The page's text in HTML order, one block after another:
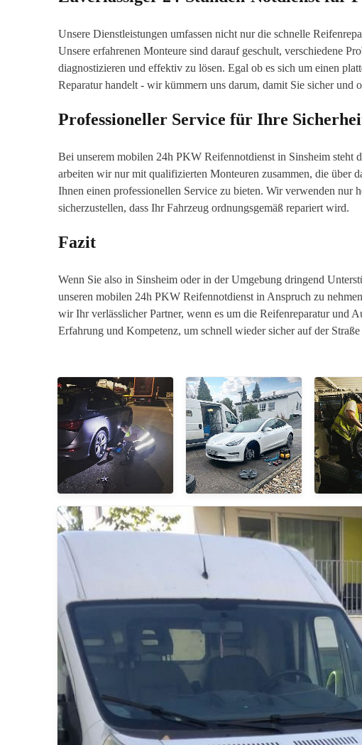
Unsere Dienstleistungen umfassen nicht nur die schnelle
Unsere erfahrenen Monteure sind darauf geschult, verschiedene
diagnostizieren und effektiv zu lösen. Egal ob es sich um einen
Reparatur handelt - wir kümmern uns darum, damit Sie sicher und
Professioneller Service für Ihre
Bei unserem mobilen 24h PKW Reifennotdienst in Sinsheim steht
arbeiten wir nur mit qualifizierten Monteuren zusammen, die über
Ihnen einen professionellen Service zu bieten. Wir verwenden nur
sicherzustellen, dass Ihr Fahrzeug ordnungsgemäß repariert wird.
Fazit
Wenn Sie also in Sinsheim oder in der Umgebung dringend
unseren mobilen 24h PKW Reifennotdienst in Anspruch zu
wir Ihr verlässlicher Partner, wenn es um die Reifenreparatur und
Erfahrung und Kompetenz, um schnell wieder sicher auf der